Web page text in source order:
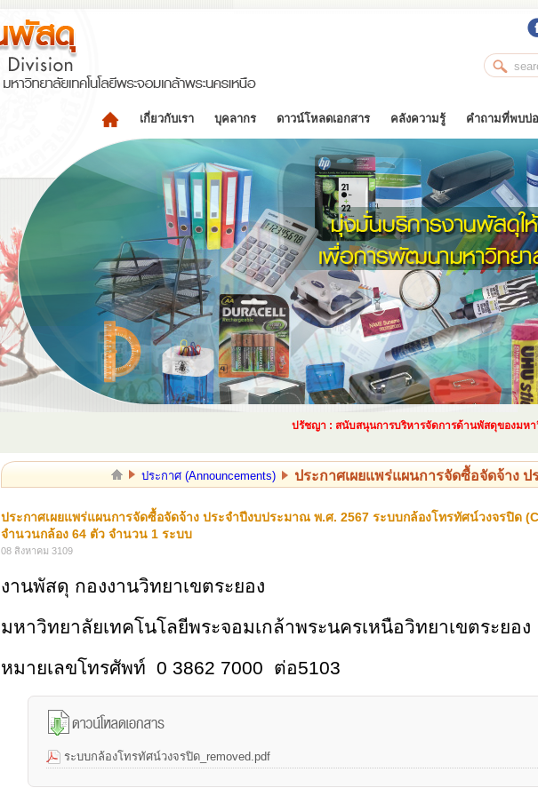
เกี่ยวกับเรา บุคลากร ดาวน์โหลดเอกสาร คลังความรู้ คำถามที่พบบ่
ปรัชญา : สนับสนุนการบริหารจัดการด้านพัสดุของมหาวิทย
ประกาศ (Announcements) ประกาศเผยแพร่แผนการจัดซื้อจัดจ้าง ป
ประกาศเผยแพร่แผนการจัดซื้อจัดจ้าง ประจำปีงบประมาณ พ.ศ. 2567 ระบบกล้องโทรทัศน์วงจรปิด
จำนวนกล้อง 64 ตัว จำนวน 1 ระบบ
08 สิงหาคม 3109
งานพัสดุ กองงานวิทยาเขตระยอง
มหาวิทยาลัยเทคโนโลยีพระจอมเกล้าพระนครเหนือวิทยาเขตระยอง
หมายเลขโทรศัพท์ 0 3862 7000 ต่อ5103
ระบบกล้องโทรทัศน์วงจรปิด_removed.pdf